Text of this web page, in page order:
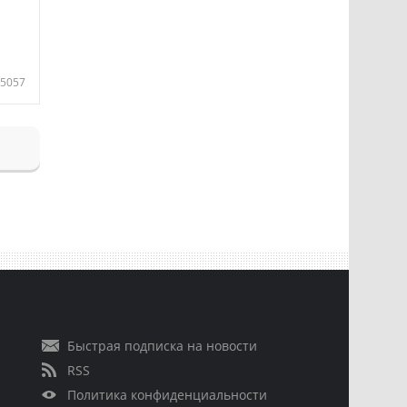
5057
Быстрая подписка на новости
RSS
Политика конфиденциальности